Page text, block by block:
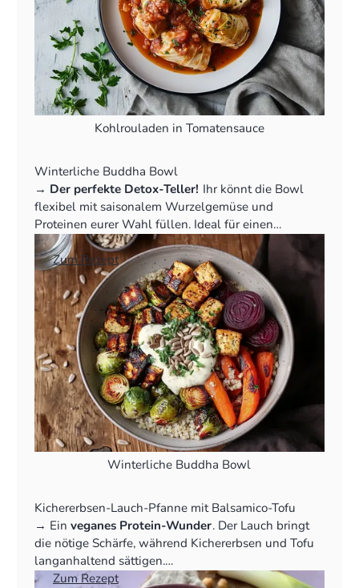
Kohlrouladen in Tomatensauce
Winterliche Buddha Bowl
‍→ Der perfekte Detox-Teller! Ihr könnt die Bowl
flexibel mit saisonalem Wurzelgemüse und
Proteinen eurer Wahl füllen. Ideal für einen
gesunden Start ins Jahr.
👉Zum Rezept
Winterliche Buddha Bowl
Kichererbsen-Lauch-Pfanne mit Balsamico-Tofu
‍→ Ein veganes Protein-Wunder. Der Lauch bringt
die nötige Schärfe, während Kichererbsen und Tofu
langanhaltend sättigen.
👉 Zum Rezept